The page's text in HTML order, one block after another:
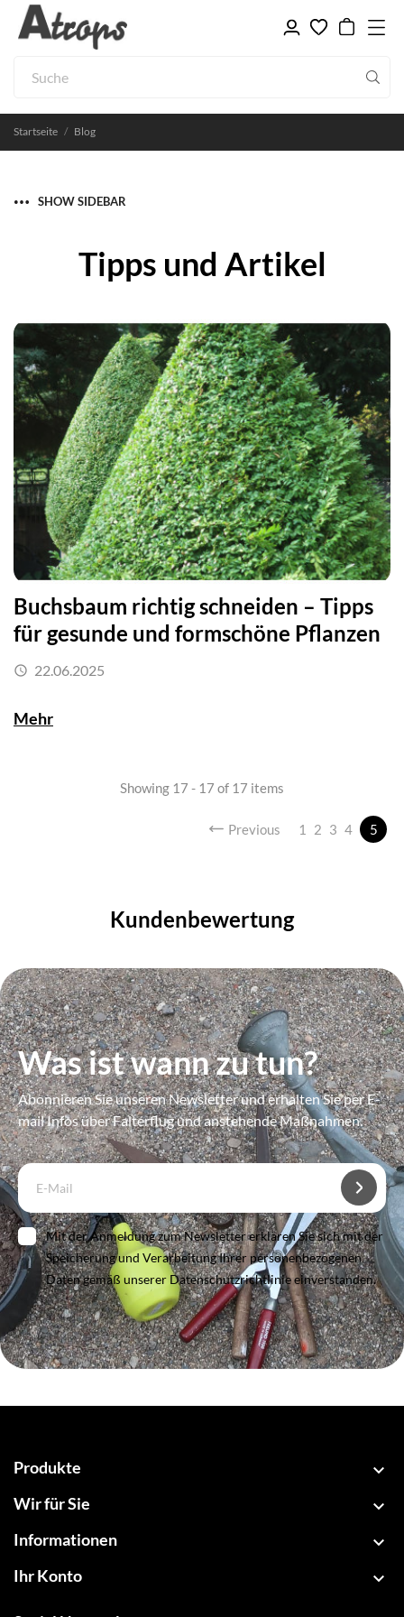
Startseite Blog
SHOW SIDEBAR
Tipps und Artikel
Buchsbaum richtig schneiden – Tipps
für gesunde und formschöne Pflanzen
 22.06.2025
Mehr
Showing 17 - 17 of 17 items
Previous 1 2 3 4 5
Kundenbewertung
Was ist wann zu tun?
Abonnieren Sie unseren Newsletter und erhalten Sie per E-
mail Infos über Falterflug und anstehende Maßnahmen.
Mit der Anmeldung zum Newsletter erklären Sie sich mit der
Speicherung und Verarbeitung Ihrer personenbezogenen
Daten gemäß unserer Datenschutzrichtlinie einverstanden.
Produkte 
Wir für Sie 
Informationen 
Ihr Konto 